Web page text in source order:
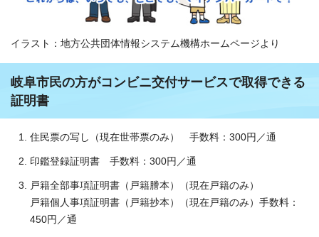
イラスト：地方公共団体情報システム機構ホームページより
岐阜市民の方がコンビニ交付サービスで取得できる
証明書
住民票の写し（現在世帯票のみ） 手数料：300円／通
印鑑登録証明書 手数料：300円／通
戸籍全部事項証明書（戸籍謄本）（現在戸籍のみ）
戸籍個人事項証明書（戸籍抄本）（現在戸籍のみ）手数料：
450円／通